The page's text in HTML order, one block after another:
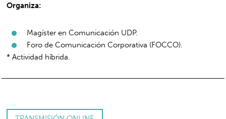
Organiza:
Magíster en Comunicación UDP.
Foro de Comunicación Corporativa (FOCCO).
* Actividad híbrida.